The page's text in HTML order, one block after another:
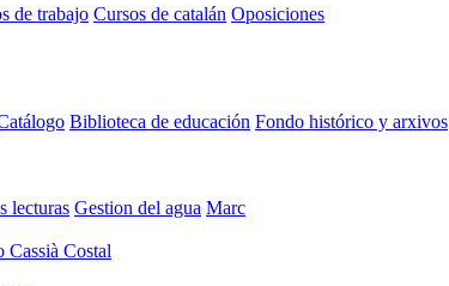
de trabajo Cursos de catalán Oposiciones
Biblioteca de educación Fondo histórico y arxivos
lecturas Gestion del agua Marc
Cassià Costal